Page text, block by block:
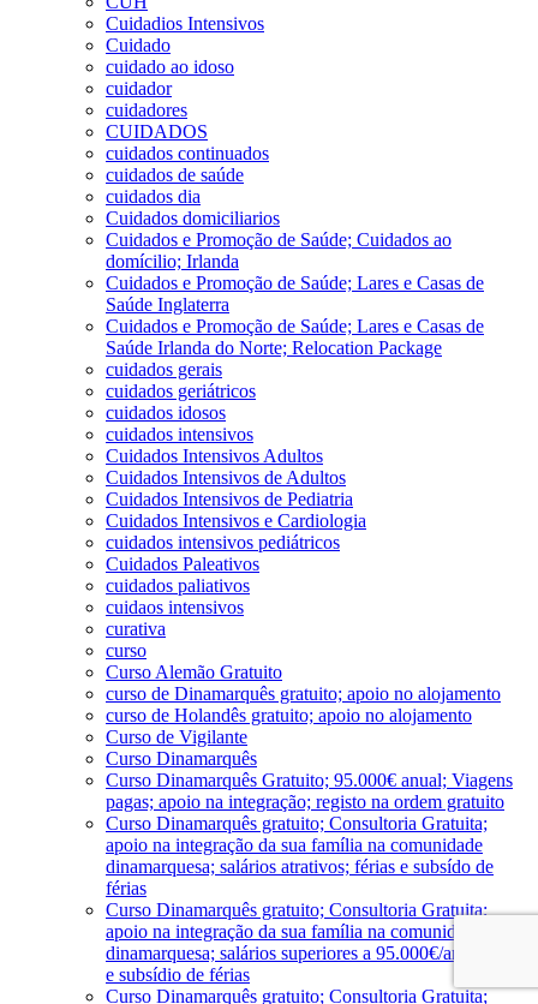
Cuidadios Intensivos
Cuidado
cuidado ao idoso
cuidador
cuidadores
CUIDADOS
cuidados continuados
cuidados de saúde
cuidados dia
Cuidados domiciliarios
Cuidados e Promoção de Saúde; Cuidados ao
domícilio; Irlanda
Cuidados e Promoção de Saúde; Lares e Casas de
Saúde Inglaterra
Cuidados e Promoção de Saúde; Lares e Casas de
Saúde Irlanda do Norte; Relocation Package
cuidados gerais
cuidados geriátricos
cuidados idosos
cuidados intensivos
Cuidados Intensivos Adultos
Cuidados Intensivos de Adultos
Cuidados Intensivos de Pediatria
Cuidados Intensivos e Cardiologia
cuidados intensivos pediátricos
Cuidados Paleativos
cuidados paliativos
cuidaos intensivos
curativa
curso
Curso Alemão Gratuito
curso de Dinamarquês gratuito; apoio no alojamento
curso de Holandês gratuito; apoio no alojamento
Curso de Vigilante
Curso Dinamarquês
Curso Dinamarquês Gratuito; 95.000€ anual; Viagens
pagas; apoio na integração; registo na ordem gratuito
Curso Dinamarquês gratuito; Consultoria Gratuita;
apoio na integração da sua família na comunidade
dinamarquesa; salários atrativos; férias e subsído de
férias
Curso Dinamarquês gratuito; Consultoria Gratuita;
apoio na integração da sua família na comunidade
dinamarquesa; salários superiores a 95.000€/ano; férias
e subsídio de férias
Curso Dinamarquês gratuito; Consultoria Gratuita;